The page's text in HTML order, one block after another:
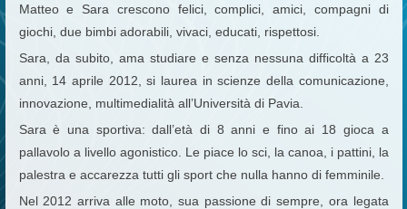
Matteo e Sara crescono felici, complici, amici, compagni di
giochi, due bimbi adorabili, vivaci, educati, rispettosi.
Sara, da subito, ama studiare e senza nessuna difficoltà a 23
anni, 14 aprile 2012, si laurea in scienze della comunicazione,
innovazione, multimedialità all’Università di Pavia.
Sara è una sportiva: dall’età di 8 anni e fino ai 18 gioca a
pallavolo a livello agonistico. Le piace lo sci, la canoa, i pattini, la
palestra e accarezza tutti gli sport che nulla hanno di femminile.
Nel 2012 arriva alle moto, sua passione di sempre, ora legata